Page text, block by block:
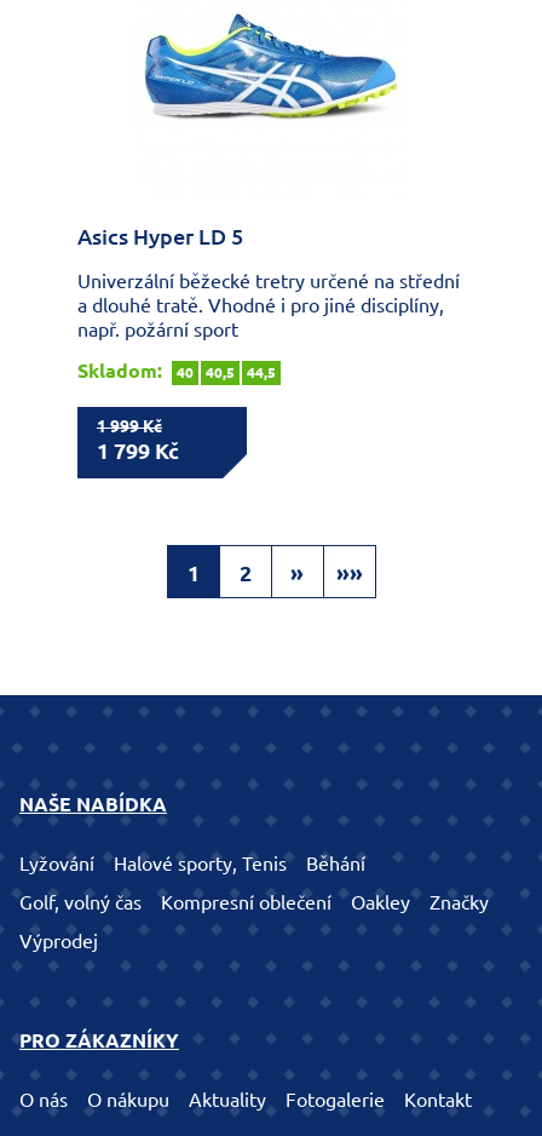
Asics Hyper LD 5
Univerzální běžecké tretry určené na střední
a dlouhé tratě. Vhodné i pro jiné disciplíny,
např. požární sport
Skladom:
40 40,5 44,5
1 999 Kč
1 799 Kč
1 2 » »»
NAŠE NABÍDKA
Lyžování Halové sporty, Tenis
Běhání
Golf, volný čas
Kompresní oblečení Oakley
Značky
Výprodej
PRO ZÁKAZNÍKY
O nás O nákupu Aktuality Fotogalerie Kontakt